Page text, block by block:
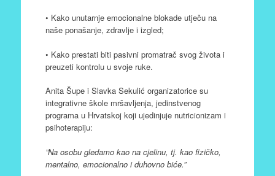
• Kako unutarnje emocionalne blokade utječu na
naše ponašanje, zdravlje i izgled;
• Kako prestati biti pasivni promatrač svog života i
preuzeti kontrolu u svoje ruke.
Anita Šupe i Slavka Sekulić organizatorice su
integrativne škole mršavljenja, jedinstvenog
programa u Hrvatskoj koji ujedinjuje nutricionizam i
psihoterapiju:
”Na osobu gledamo kao na cjelinu, tj. kao fizičko,
mentalno, emocionalno i duhovno biće.”